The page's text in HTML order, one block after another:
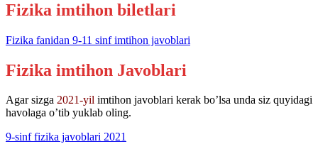
Fizika imtihon biletlari
Fizika fanidan 9-11 sinf imtihon javoblari
Fizika imtihon Javoblari
Agar sizga 2021-yil imtihon javoblari kerak bo’lsa unda siz quyidagi
havolaga o’tib yuklab oling.
9-sinf fizika javoblari 2021